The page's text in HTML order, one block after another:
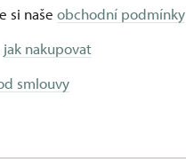
si naše obchodní podmínky
jak nakupovat
smlouvy